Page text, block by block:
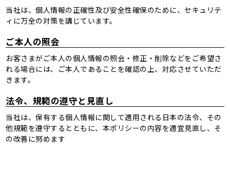
当社は、個人情報の正確性及び安全性確保のために、セキュリテ
ィに万全の対策を講じています。
ご本人の照会
お客さまがご本人の個人情報の照会・修正・削除などをご希望さ
れる場合には、ご本人であることを確認の上、対応させていただ
きます。
法令、規範の遵守と見直し
当社は、保有する個人情報に関して適用される日本の法令、その
他規範を遵守するとともに、本ポリシーの内容を適宜見直し、そ
の改善に努めます